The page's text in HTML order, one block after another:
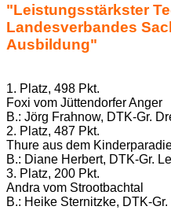
"Leistungsstärkster
Landesverbandes
Ausbildung"
1. Platz, 498 Pkt.
Foxi vom Jüttendorfer Anger
B.: Jörg Frahnow, DTK-Gr.
2. Platz, 487 Pkt.
Thure aus dem
B.: Diane Herbert, DTK-Gr.
3. Platz, 200 Pkt.
Andra vom Strootbachtal
B.: Heike Sternitzke, DTK-